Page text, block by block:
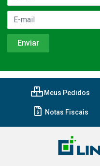
Meus Pedidos
Notas Fiscais